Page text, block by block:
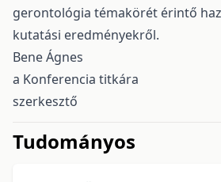
gerontológia témakörét érintő
kutatási eredményekről.
Bene Ágnes
a Konferencia titkára
szerkesztő
Tudományos